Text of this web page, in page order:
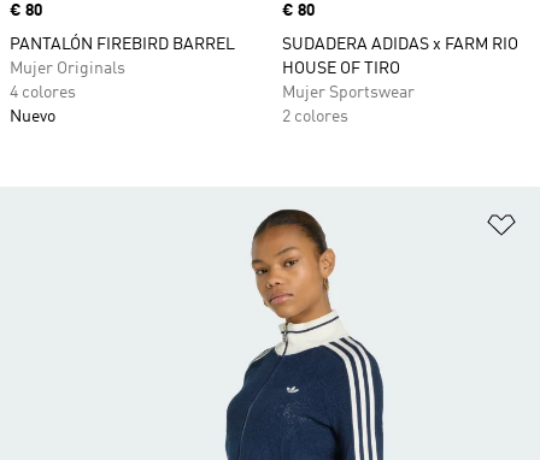
Precio
€ 80
PANTALÓN FIREBIRD BARREL
Mujer Originals
4 colores
Nuevo
Precio
€ 80
SUDADERA ADIDAS x FARM RIO
HOUSE OF TIRO
Mujer Sportswear
2 colores